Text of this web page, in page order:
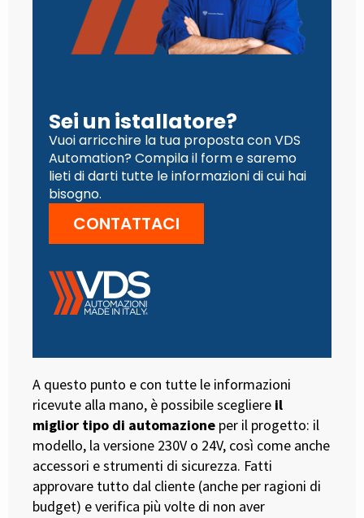
Sei un istallatore?
Vuoi arricchire la tua proposta con VDS
Automation? Compila il form e saremo
lieti di darti tutte le informazioni di cui hai
bisogno.
CONTATTACI
A questo punto e con tutte le informazioni
ricevute alla mano, è possibile scegliere il
miglior tipo di automazione per il progetto: il
modello, la versione 230V o 24V, così come anche
accessori e strumenti di sicurezza. Fatti
approvare tutto dal cliente (anche per ragioni di
budget) e verifica più volte di non aver